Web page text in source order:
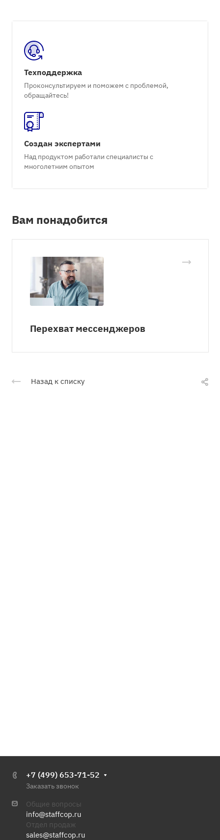
Техподдержка
Проконсультируем и поможем с проблемой,
обращайтесь!
Создан экспертами
Над продуктом работали специалисты с
многолетним опытом
Вам понадобится
Перехват мессенджеров
Назад к списку
+7 (499) 653-71-52
Заказать звонок
Общие вопросы
info@staffcop.ru
Отдел продаж
sales@staffcop.ru